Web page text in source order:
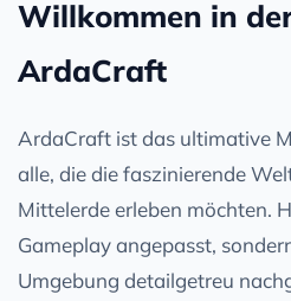
Willkommen in
ArdaCraft
ArdaCraft ist das ultimative
alle, die die faszinierende
Mittelerde erleben möchten.
Gameplay angepasst,
Umgebung detailgetreu